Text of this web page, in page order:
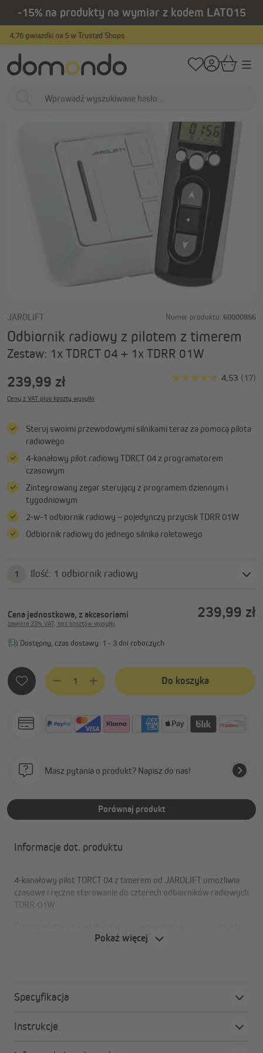
zawartości
-15% na produkty na wymiar z kodem LATO15
Produkty na wymiar
Strona główna Inteligentny dom i napędy / Inteligentny dom /
JAROLIFT Numer produktu: 60000856
Odbiornik radiowy z pilotem z timerem
Zestaw: 1x TDRCT 04 + 1x TDRR 01W
239,99 zł
Ceny z VAT plus koszty wysyłki
Steruj swoimi przewodowymi silnikami teraz za pomocą pilota
radiowego
4-kanałowy pilot radiowy TDRCT 04 z programatorem
czasowym
Zintegrowany zegar sterujący z programem dziennym i
tygodniowym
2-w-1 odbiornik radiowy – pojedynczy przycisk TDRR 01W
Odbiornik radiowy do jednego silnika roletowego
1 Ilość: 1 odbiornik radiowy
Cena jednostkowa, z akcesoriami 239,99 zł
zawiera 23% VAT, bez kosztów wysyłki
Dostępny, czas dostawy: 1 - 3 dni roboczych
Ilość produktu: Wprowadź żądaną ilość lub użyj
Do koszyka
Masz pytania o produkt? Napisz do nas!
Porównaj produkt
Informacje dot. produktu
4-kanałowy pilot TDRCT 04 z timerem od JAROLIFT umożliwia
czasowe i ręczne sterowanie do czterech odbiorników radiowych
TDRR-01W.
przełącznik na odbiornik radiowy TDRR-01W, aby wygodnie
Odbiornik radiowy TDRR 01W
Pokaż więcej
Specyfikacja
Instrukcje